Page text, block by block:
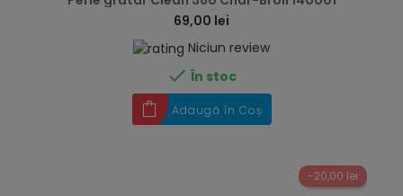
69,00 lei
Niciun review
 În stoc
Adaugă în Coș
-20,00 lei